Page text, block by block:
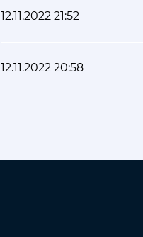
12.11.2022 21:52
12.11.2022 20:58